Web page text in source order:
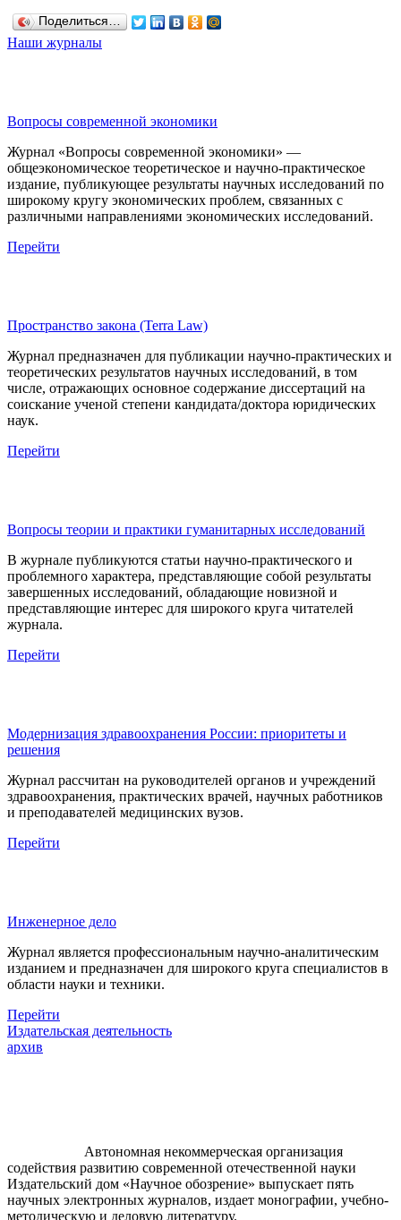
Поделиться…
Наши журналы
Вопросы современной экономики
Журнал «Вопросы современной экономики» —
общеэкономическое теоретическое и научно-практическое
издание, публикующее результаты научных исследований по
широкому кругу экономических проблем, связанных с
различными направлениями экономических исследований.
Перейти
Пространство закона (Terra Law)
Журнал предназначен для публикации научно-практических и
теоретических результатов научных исследований, в том
числе, отражающих основное содержание диссертаций на
соискание ученой степени кандидата/доктора юридических
наук.
Перейти
Вопросы теории и практики гуманитарных исследований
В журнале публикуются статьи научно-практического и
проблемного характера, представляющие собой результаты
завершенных исследований, обладающие новизной и
представляющие интерес для широкого круга читателей
журнала.
Перейти
Модернизация здравоохранения России: приоритеты и
решения
Журнал рассчитан на руководителей органов и учреждений
здравоохранения, практических врачей, научных работников
и преподавателей медицинских вузов.
Перейти
Инженерное дело
Журнал является профессиональным научно-аналитическим
изданием и предназначен для широкого круга специалистов в
области науки и техники.
Перейти
Издательская деятельность
архив
Автономная некоммерческая организация
содействия развитию современной отечественной науки
Издательский дом «Научное обозрение» выпускает пять
научных электронных журналов, издает монографии, учебно-
методическую и деловую литературу.